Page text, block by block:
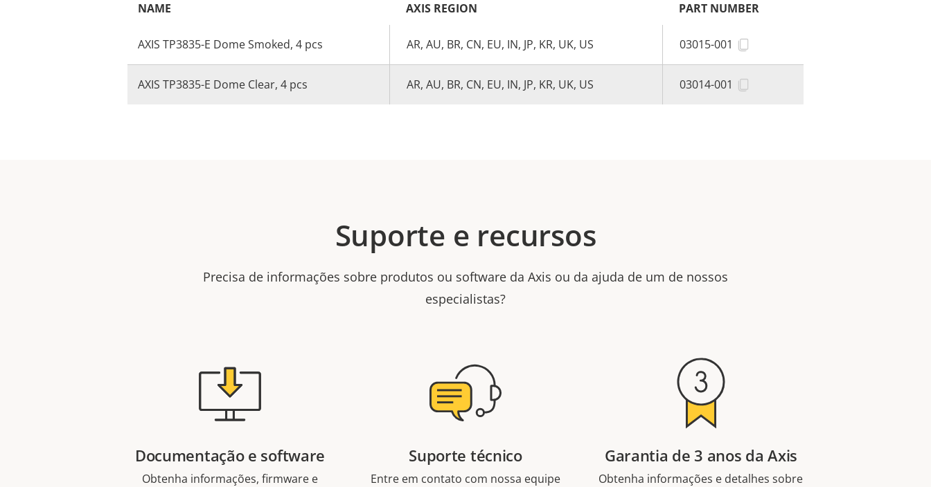
NAME AXIS REGION PART NUMBER
AXIS TP3835-E Dome Smoked, 4 pcs AR, AU, BR, CN, EU, IN, JP, KR, UK, US 03015-001
AXIS TP3835-E Dome Clear, 4 pcs AR, AU, BR, CN, EU, IN, JP, KR, UK, US 03014-001
Suporte e recursos
Precisa de informações sobre produtos ou software da Axis ou da ajuda de um de nossos
especialistas?
Documentação e software
Obtenha informações, firmware e
Suporte técnico
Entre em contato com nossa equipe
Garantia de 3 anos da Axis
Obtenha informações e detalhes sobre